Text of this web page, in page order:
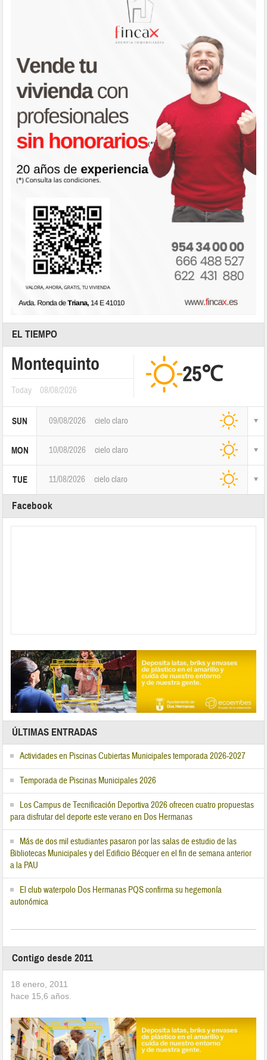
EL TIEMPO
Montequinto
Today 08/08/2026
25℃
SUN 09/08/2026 cielo claro
MON 10/08/2026 cielo claro
TUE 11/08/2026 cielo claro
Facebook
ÚLTIMAS ENTRADAS
Actividades en Piscinas Cubiertas Municipales temporada 2026-2027
Temporada de Piscinas Municipales 2026
Los Campus de Tecnificación Deportiva 2026 ofrecen cuatro propuestas
para disfrutar del deporte este verano en Dos Hermanas
Más de dos mil estudiantes pasaron por las salas de estudio de las
Bibliotecas Municipales y del Edificio Bécquer en el fin de semana anterior
a la PAU
El club waterpolo Dos Hermanas PQS confirma su hegemonía
autonómica
Contigo desde 2011
18 enero, 2011
hace 15,6 años.